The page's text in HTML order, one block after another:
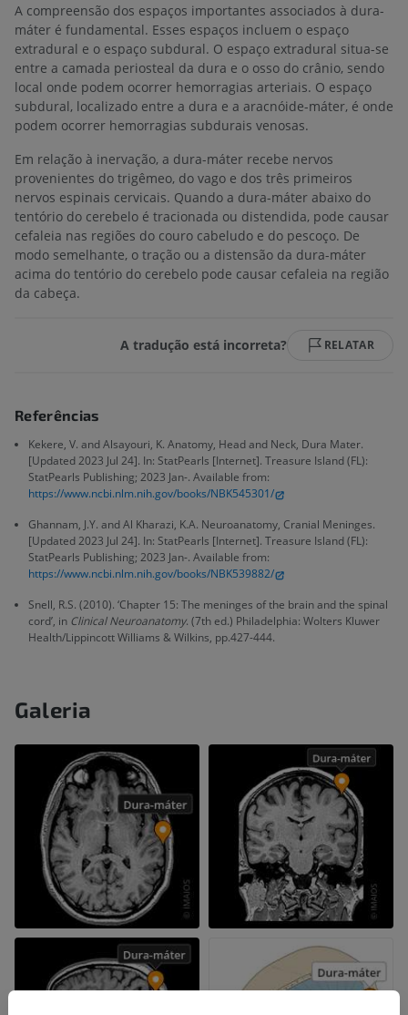
A compreensão dos espaços importantes associados à dura-
máter é fundamental. Esses espaços incluem o espaço
extradural e o espaço subdural. O espaço extradural situa-se
entre a camada periosteal da dura e o osso do crânio, sendo
local onde podem ocorrer hemorragias arteriais. O espaço
subdural, localizado entre a dura e a aracnóide-máter, é onde
podem ocorrer hemorragias subdurais venosas.
Em relação à inervação, a dura-máter recebe nervos
provenientes do trigêmeo, do vago e dos três primeiros
nervos espinais cervicais. Quando a dura-máter abaixo do
tentório do cerebelo é tracionada ou distendida, pode causar
cefaleia nas regiões do couro cabeludo e do pescoço. De
modo semelhante, o tração ou a distensão da dura-máter
acima do tentório do cerebelo pode causar cefaleia na região
da cabeça.
A tradução está incorreta? RELATAR
Referências
Kekere, V. and Alsayouri, K. Anatomy, Head and Neck, Dura Mater.
[Updated 2023 Jul 24]. In: StatPearls [Internet]. Treasure Island (FL):
StatPearls Publishing; 2023 Jan-. Available from:
https://www.ncbi.nlm.nih.gov/books/NBK545301/
Ghannam, J.Y. and Al Kharazi, K.A. Neuroanatomy, Cranial Meninges.
[Updated 2023 Jul 24]. In: StatPearls [Internet]. Treasure Island (FL):
StatPearls Publishing; 2023 Jan-. Available from:
https://www.ncbi.nlm.nih.gov/books/NBK539882/
Snell, R.S. (2010). ‘Chapter 15: The meninges of the brain and the spinal
cord’, in Clinical Neuroanatomy. (7th ed.) Philadelphia: Wolters Kluwer
Health/Lippincott Williams & Wilkins, pp.427-444.
Galeria